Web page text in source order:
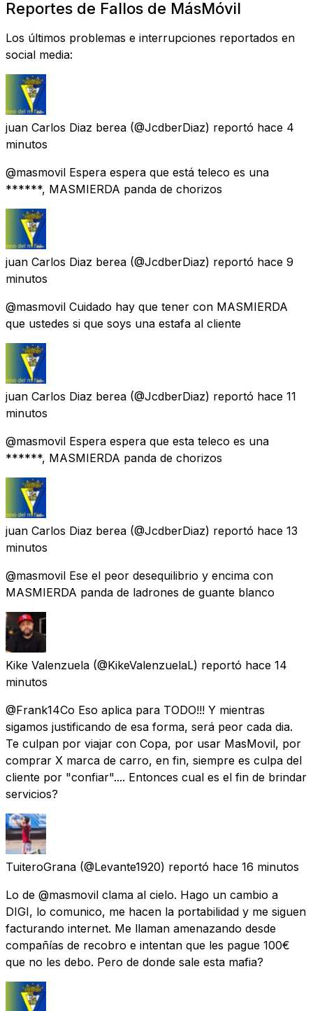
Reportes de Fallos de MásMóvil
Los últimos problemas e interrupciones reportados en
social media:
juan Carlos Diaz berea (@JcdberDiaz) reportó hace 4
minutos
@masmovil Espera espera que está teleco es una
******, MASMIERDA panda de chorizos
juan Carlos Diaz berea (@JcdberDiaz) reportó hace 9
minutos
@masmovil Cuidado hay que tener con MASMIERDA
que ustedes si que soys una estafa al cliente
juan Carlos Diaz berea (@JcdberDiaz) reportó hace 11
minutos
@masmovil Espera espera que esta teleco es una
******, MASMIERDA panda de chorizos
juan Carlos Diaz berea (@JcdberDiaz) reportó hace 13
minutos
@masmovil Ese el peor desequilibrio y encima con
MASMIERDA panda de ladrones de guante blanco
Kike Valenzuela (@KikeValenzuelaL) reportó hace 14
minutos
@Frank14Co Eso aplica para TODO!!! Y mientras
sigamos justificando de esa forma, será peor cada dia.
Te culpan por viajar con Copa, por usar MasMovil, por
comprar X marca de carro, en fin, siempre es culpa del
cliente por "confiar".... Entonces cual es el fin de brindar
servicios?
TuiteroGrana (@Levante1920) reportó hace 16 minutos
Lo de @masmovil clama al cielo. Hago un cambio a
DIGI, lo comunico, me hacen la portabilidad y me siguen
facturando internet. Me llaman amenazando desde
compañías de recobro e intentan que les pague 100€
que no les debo. Pero de donde sale esta mafia?